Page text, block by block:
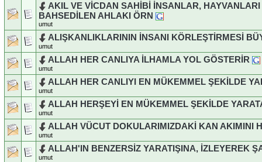
AKIL VE VİCDAN SAHİBİ İNSANLAR,
BAHSEDİLEN AHLAKI ÖRN
umut
ALIŞKANLIKLARININ İNSANI KÖRLEŞTİRMESİ
umut
ALLAH HER CANLIYA İLHAMLA YOL GÖSTERİR
umut
ALLAH HER CANLIYI EN MÜKEMMEL ŞEKİLDE
umut
ALLAH HERŞEYİ EN MÜKEMMEL ŞEKİLDE
umut
ALLAH VÜCUT DOKULARIMIZDAKİ KAN AKIMINI
umut
ALLAH'IN BENZERSİZ YARATIŞINA, İZLEYEREK
umut